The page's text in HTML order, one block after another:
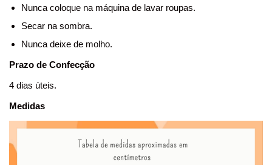
Nunca coloque na máquina de lavar roupas.
Secar na sombra.
Nunca deixe de molho.
Prazo de Confecção
4 dias úteis.
Medidas